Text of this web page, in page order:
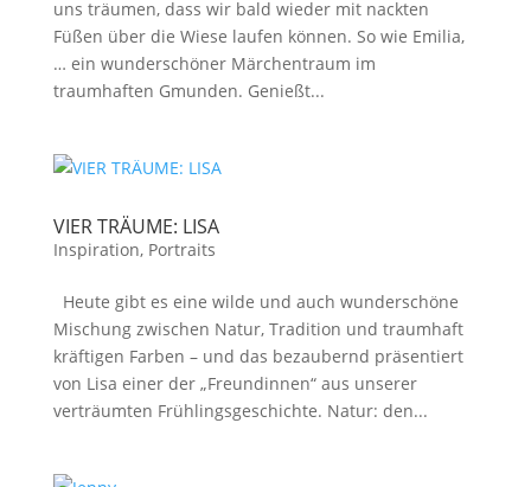
uns träumen, dass wir bald wieder mit nackten
Füßen über die Wiese laufen können. So wie Emilia,
… ein wunderschöner Märchentraum im
traumhaften Gmunden. Genießt...
VIER TRÄUME: LISA
Inspiration, Portraits
Heute gibt es eine wilde und auch wunderschöne
Mischung zwischen Natur, Tradition und traumhaft
kräftigen Farben – und das bezaubernd präsentiert
von Lisa einer der „Freundinnen“ aus unserer
verträumten Frühlingsgeschichte. Natur: den...